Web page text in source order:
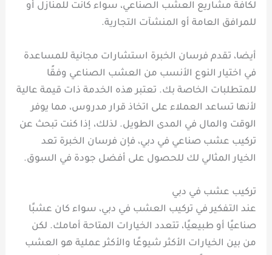
لكافة مشاريع العشب الصناعي، سواء كانت للمنازل أو
للمرافق العامة أو المنشآت التجارية.
أيضا، تقدم فرسان الخبرة استشارات مجانية للمساعدة
في اختيار النوع الأنسب من العشب الصناعي وفقًا
للمتطلبات الخاصة بك. تعتبر هذه الخدمة ذات قيمة عالية
لأنها تساعد العملاء على اتخاذ قرار مدروس، مما يوفر
الوقت والمال في المدى الطويل. لذلك، إذا كنت تبحث عن
تركيب عشب صناعي في دبي، فإن فرسان الخبرة تعد
الخيار المثالي لك للحصول على أفضل جودة في السوق.
تركيب عشب في دبي
عند التفكير في تركيب العشب في دبي، سواء كان عشبًا
صناعيًا أو طبيعيًا، تتعدد الخيارات المتاحة أمامك. لكن
من بين الخيارات الأكثر شيوعًا والأكثر عملية هو العشب